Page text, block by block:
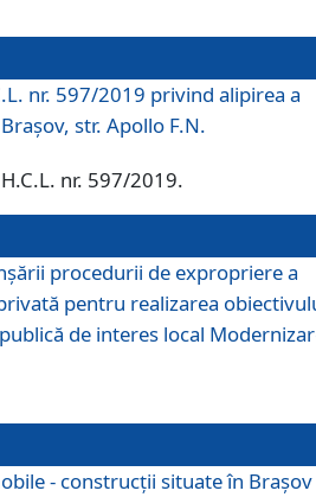
nr. 597/2019 privind alipirea a
str. Apollo F.N.
nr. 597/2019.
procedurii de expropriere a
pentru realizarea
de interes local
- construcții situate în Brașov